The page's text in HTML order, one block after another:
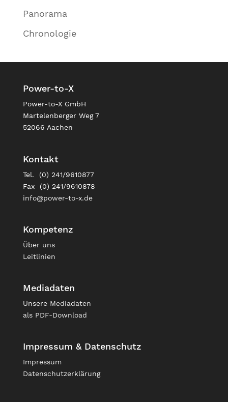
Panorama
Chronologie
Power-to-X
Power-to-X GmbH
Martelenberger Weg 7
52066 Aachen
Kontakt
Tel. (0) 241/9610877
Fax (0) 241/9610878
info@power-to-x.de
Kompetenz
Über uns
Leitlinien
Mediadaten
Unsere Mediadaten
als PDF-Download
Impressum & Datenschutz
Impressum
Datenschutzerklärung